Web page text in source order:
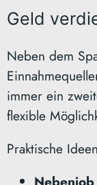
Geld
Neben dem
immer ein
flexible
Praktische